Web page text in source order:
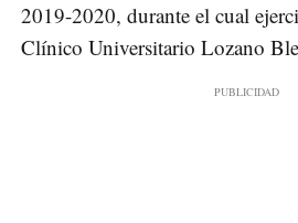
2019-2020, durante el cual
Clínico Universitario Lozano